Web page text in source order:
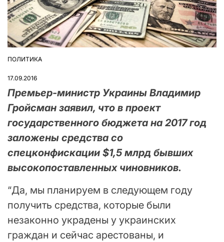
ОПУБЛІКУВАТИ
ПОЛИТИКА
17.09.2016
Премьер-министр Украины Владимир
Гройсман заявил, что в проект
государственного бюджета на 2017 год
заложены средства со
спецконфискации $1,5 млрд бывших
высокопоставленных чиновников.
“Да, мы планируем в следующем году
получить средства, которые были
незаконно украдены у украинских
граждан и сейчас арестованы, и